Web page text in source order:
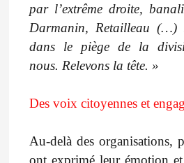
par l’extrême droite,
Darmanin, Retailleau (…)
dans le piège de la
nous. Relevons la tête. »
Des voix citoyennes et
Au-delà des organisations,
ont exprimé leur émotion